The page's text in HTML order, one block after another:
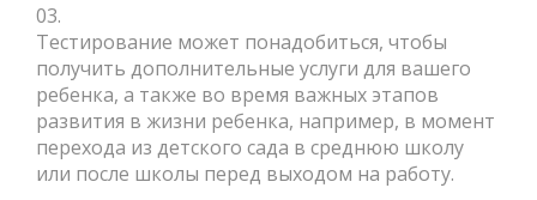
03.
Тестирование может понадобиться, чтобы
получить дополнительные услуги для вашего
ребенка, а также во время важных этапов
развития в жизни ребенка, например, в момент
перехода из детского сада в среднюю школу
или после школы перед выходом на работу.